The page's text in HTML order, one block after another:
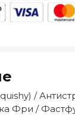
/
Фри /